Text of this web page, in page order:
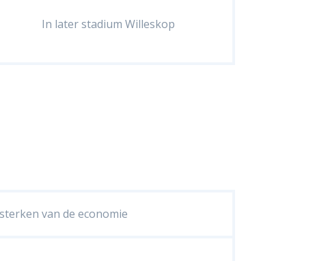
In later stadium Willeskop
van de economie